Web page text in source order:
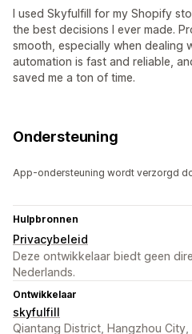
I used Skyfulfill for my Shopify
the best decisions I ever made.
smooth, especially when dealing
automation is fast and reliable,
saved me a ton of time.
Ondersteuning
App-ondersteuning wordt verzorgd
Hulpbronnen
Privacybeleid
Deze ontwikkelaar biedt geen
Nederlands.
Ontwikkelaar
skyfulfill
Qiantang District, Hangzhou